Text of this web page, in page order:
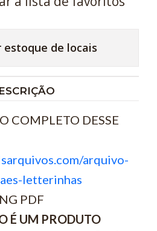
estoque de locais
COMPLETO DESSE
arquivo-
letterinhas
PDF
É UM PRODUTO